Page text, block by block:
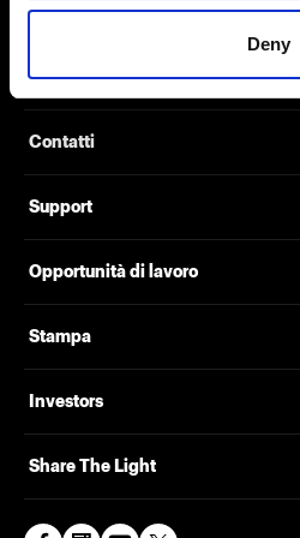
Deny
Chi siamo
Contatti
Support
Opportunità di lavoro
Stampa
Investors
Share The Light